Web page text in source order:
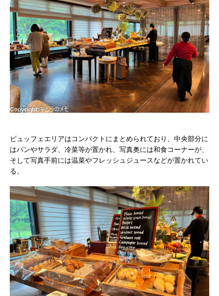
ビュッフェエリアはコンパクトにまとめられており、中央部分に
はパンやサラダ、冷菜等が置かれ、写真奥には和食コーナーが、
そして写真手前には温菜やフレッシュジュースなどが置かれてい
る。